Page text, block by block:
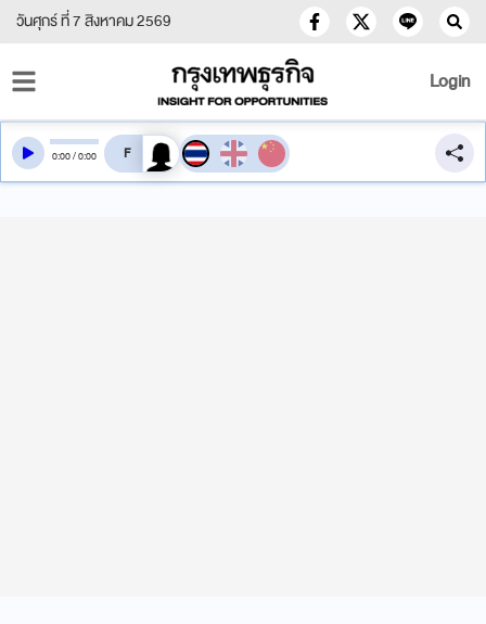
วันศุกร์ ที่ 7 สิงหาคม 2569
Login
0:00/0:00 สลับเสียงอ่าน